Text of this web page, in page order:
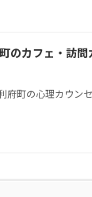
のカフェ・訪
府町の心理カウン